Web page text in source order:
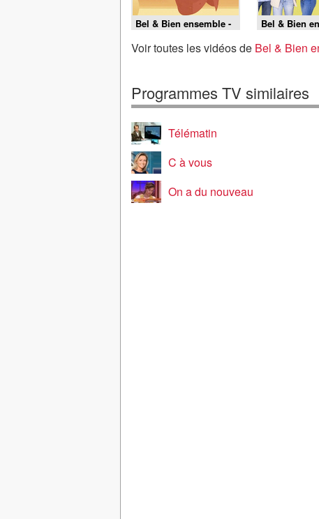
Bel & Bien ensemble -
05/08/2026
Bel & Bien
04/08/2026
Voir toutes les vidéos de Bel & Bien
Programmes TV similaires
Télématin
C à vous
On a du nouveau